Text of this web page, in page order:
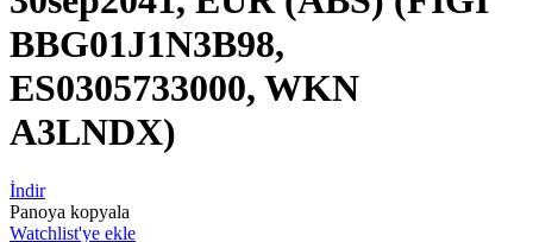
BBG01J1N3B98,
ES0305733000, WKN
A3LNDX)
İndir
Panoya kopyala
Watchlist'ye ekle